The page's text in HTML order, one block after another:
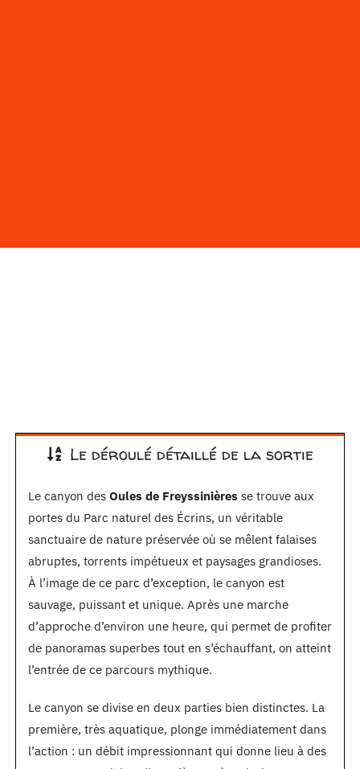
Le déroulé détaillé de la sortie
Le canyon des Oules de Freyssinières se trouve aux
portes du Parc naturel des Écrins, un véritable
sanctuaire de nature préservée où se mêlent falaises
abruptes, torrents impétueux et paysages grandioses.
À l’image de ce parc d’exception, le canyon est
sauvage, puissant et unique. Après une marche
d’approche d’environ une heure, qui permet de profiter
de panoramas superbes tout en s’échauffant, on atteint
l’entrée de ce parcours mythique.
Le canyon se divise en deux parties bien distinctes. La
première, très aquatique, plonge immédiatement dans
l’action : un débit impressionnant qui donne lieu à des